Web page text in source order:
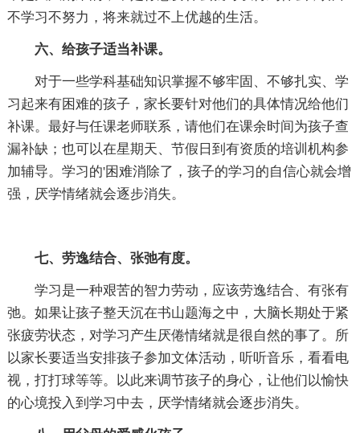
不学习不努力，将来就过不上优越的生活。
六、给孩子适当补课。
对于一些学科基础知识掌握不够牢固、不够扎实、学
习起来有困难的孩子，家长要针对他们的具体情况给他们
补课。最好与任课老师联系，请他们在课余时间为孩子查
漏补缺；也可以在星期天、节假日到有资质的培训机构参
加辅导。学习的'困难消除了，孩子的学习的自信心就会增
强，厌学情绪就会逐步消失。
七、劳逸结合、张弛有度。
学习是一种艰苦的智力劳动，应该劳逸结合、有张有
弛。如果让孩子整天沉在书山题海之中，大脑长期处于紧
张疲劳状态，对学习产生厌倦情绪就是很自然的事了。所
以家长要适当安排孩子参加文体活动，听听音乐，看看电
视，打打球等等。以此来调节孩子的身心，让他们以愉快
的心境投入到学习中去，厌学情绪就会逐步消失。